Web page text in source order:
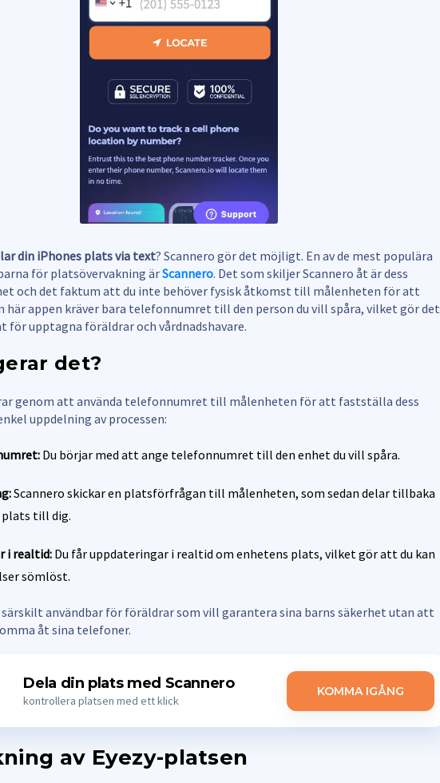
din iPhones plats via text? Scannero gör det möjligt. En av de mest populära
för platsövervakning ärScannero. Det som skiljer Scannero åt är dess
och det faktum att du inte behöver fysisk åtkomst till målenheten för att
här appen kräver bara telefonnumret till den person du vill spåra, vilket gör det
upptagna föräldrar och vårdnadshavare.
det?
genom att använda telefonnumret till målenheten för att fastställa dess
uppdelning av processen:
Du börjar med att ange telefonnumret till den enhet du vill spåra.
Scannero skickar en platsförfrågan till målenheten, som sedan delar tillbaka
plats till dig.
i realtid:Du får uppdateringar i realtid om enhetens plats, vilket gör att du kan
sömlöst.
särskilt användbar för föräldrar som vill garantera sina barns säkerhet utan att
åt sina telefoner.
Dela din plats med Scannero
kontrollera platsen med ett klick
KOMMA IGÅNG
av Eyezy-platsen